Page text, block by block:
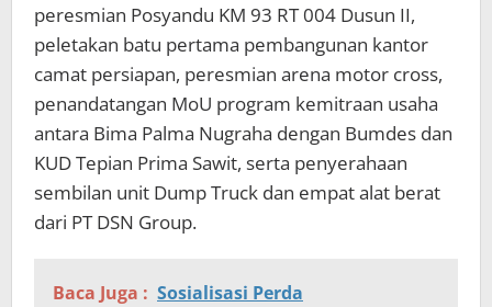
peresmian Posyandu KM 93 RT 004 Dusun II,
peletakan batu pertama pembangunan kantor
camat persiapan, peresmian arena motor cross,
penandatangan MoU program kemitraan usaha
antara Bima Palma Nugraha dengan Bumdes dan
KUD Tepian Prima Sawit, serta penyerahaan
sembilan unit Dump Truck dan empat alat berat
dari PT DSN Group.
Baca Juga : Sosialisasi Perda